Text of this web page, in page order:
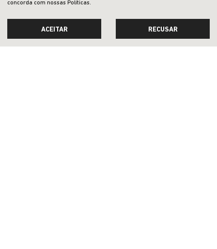
OFERTAS
concorda com nossas Políticas.
ACEITAR RECUSAR